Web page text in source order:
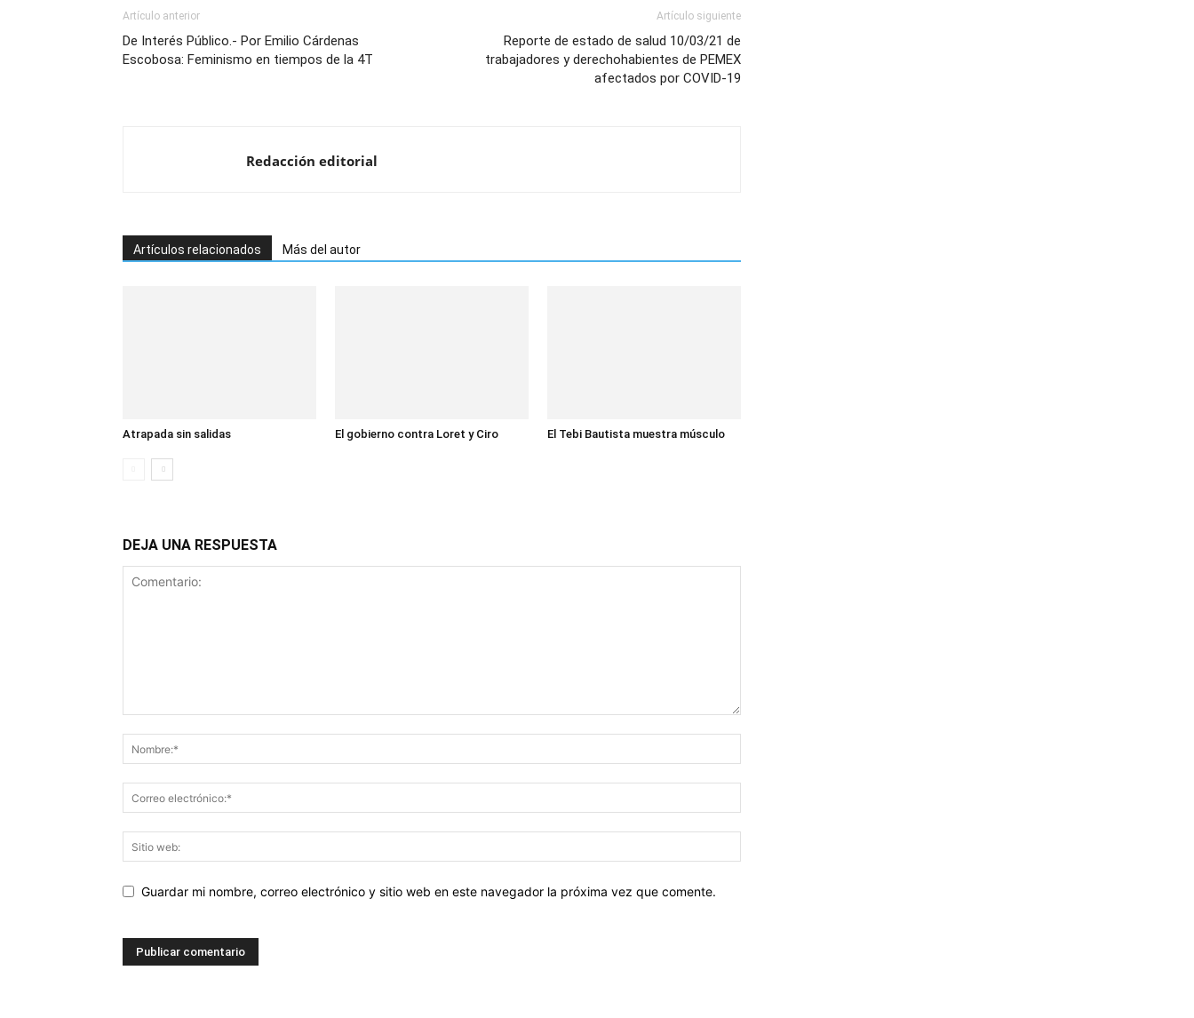
Artículo anterior
De Interés Público.- Por Emilio Cárdenas
Escobosa: Feminismo en tiempos de la 4T
Artículo siguiente
Reporte de estado de salud 10/03/21 de
trabajadores y derechohabientes de PEMEX
afectados por COVID-19
Redacción editorial
Artículos relacionados Más del autor
Atrapada sin salidas El gobierno contra Loret y Ciro El Tebi Bautista muestra músculo
DEJA UNA RESPUESTA
Guardar mi nombre, correo electrónico y sitio web en este navegador la próxima vez que comente.